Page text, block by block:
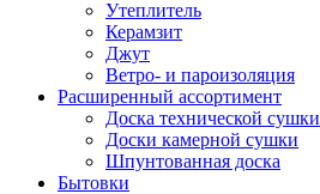
Утеплитель
Керамзит
Джут
Ветро- и пароизоляция
Расширенный ассортимент
Доска технической сушки
Доски камерной сушки
Шпунтованная доска
Бытовки